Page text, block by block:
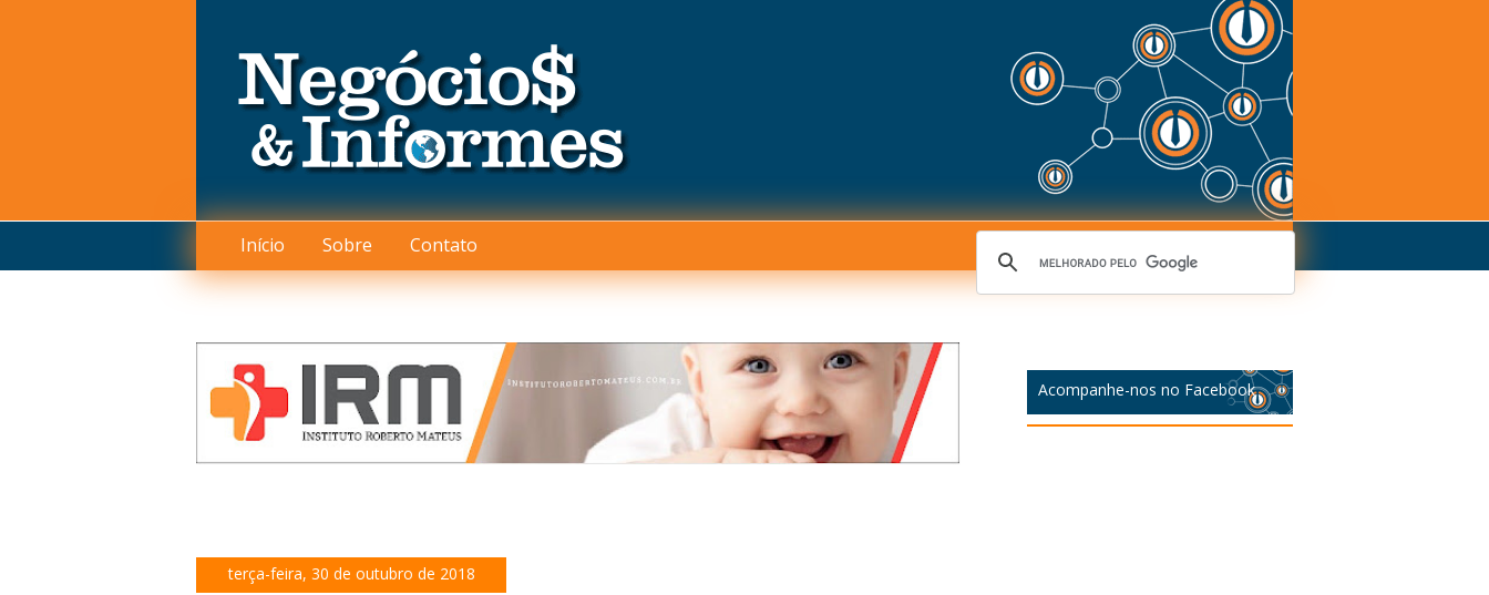
Início Sobre Contato
terça-feira, 30 de outubro de 2018
Acompanhe-nos no Facebook